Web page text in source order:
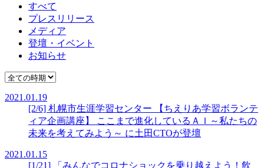
すべて
プレスリリース
メディア
登壇・イベント
お知らせ
2021.01.19
[2/6] 札幌市生涯学習センター 【ちえりあ学習ボランテ
ィア企画講座】 ここまで進化しているＡＩ～私たちの
未来を考えてみよう～ に土田CTOが登壇
2021.01.15
[1/21] 「みんなでコロナショックを乗り越えよう！飲